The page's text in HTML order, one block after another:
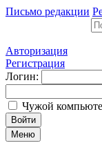
Письмо редакции
Авторизация
Регистрация
Логин:
Чужой
Войти
Меню